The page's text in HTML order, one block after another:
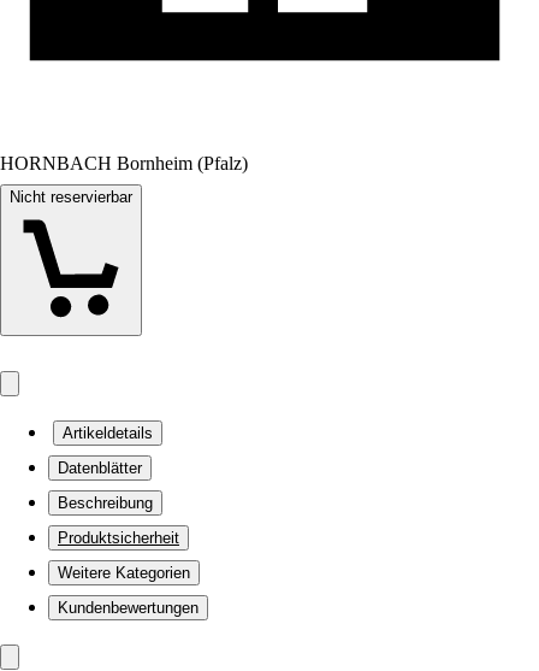
HORNBACH Bornheim (Pfalz)
Nicht reservierbar
Artikeldetails
Datenblätter
Beschreibung
Produktsicherheit
Weitere Kategorien
Kundenbewertungen